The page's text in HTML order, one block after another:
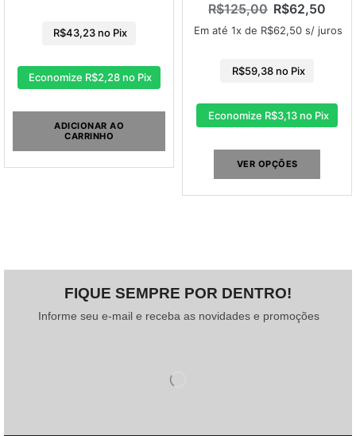
R$43,23 no Pix
Economize R$2,28 no Pix
ADICIONAR AO
CARRINHO
R$125,00 R$62,50
Em até 1x de R$62,50 s/ juros
R$59,38 no Pix
Economize R$3,13no Pix
VER OPÇÕES
FIQUE SEMPRE POR DENTRO!
Informe seu e-mail e receba as novidades e promoções